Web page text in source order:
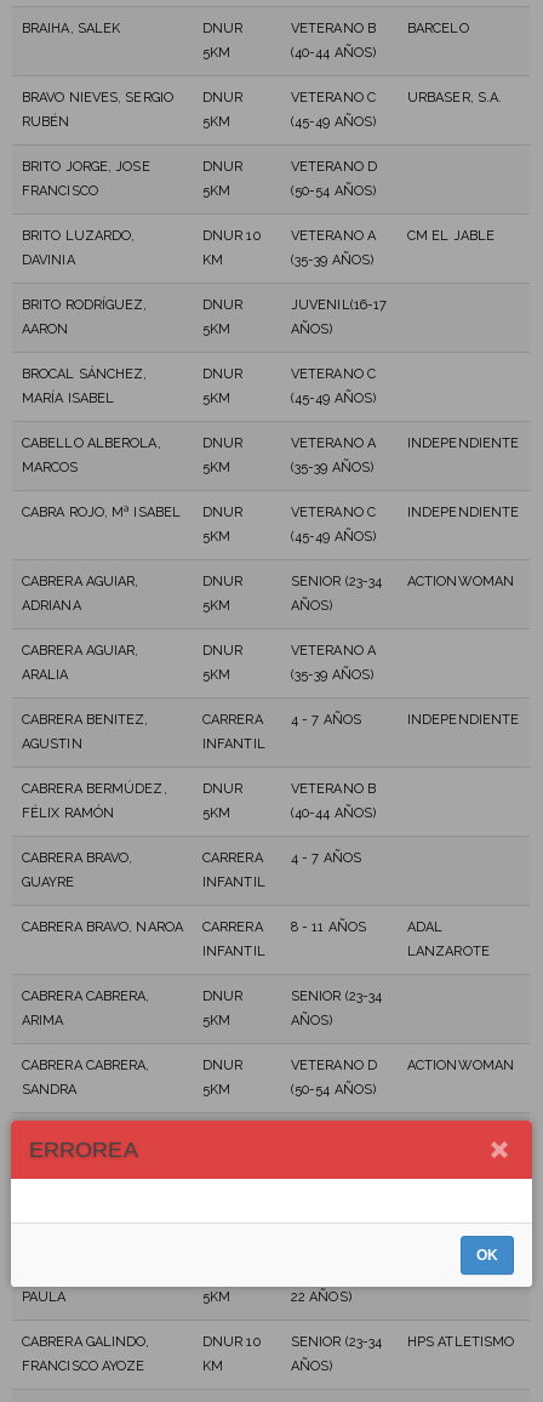
BRAIHA, SALEK
DNUR
5KM
VETERANO B
(40-44 AÑOS)
BARCELO
BRAVO NIEVES, SERGIO
RUBÉN
DNUR
5KM
VETERANO C
(45-49 AÑOS)
URBASER, S.A.
BRITO JORGE, JOSE
FRANCISCO
DNUR
5KM
VETERANO D
(50-54 AÑOS)
BRITO LUZARDO,
DAVINIA
DNUR 10
KM
VETERANO A
(35-39 AÑOS)
CM EL JABLE
BRITO RODRÍGUEZ,
AARON
DNUR
5KM
JUVENIL(16-17
AÑOS)
BROCAL SÁNCHEZ,
MARÍA ISABEL
DNUR
5KM
VETERANO C
(45-49 AÑOS)
CABELLO ALBEROLA,
MARCOS
DNUR
5KM
VETERANO A
(35-39 AÑOS)
INDEPENDIENTE
CABRA ROJO, Mª ISABEL
DNUR
5KM
VETERANO C
(45-49 AÑOS)
INDEPENDIENTE
CABRERA AGUIAR,
ADRIANA
DNUR
5KM
SENIOR (23-34
AÑOS)
ACTIONWOMAN
CABRERA AGUIAR,
ARALIA
DNUR
5KM
VETERANO A
(35-39 AÑOS)
CABRERA BENITEZ,
AGUSTIN
CARRERA
INFANTIL
4 - 7 AÑOS INDEPENDIENTE
CABRERA BERMÚDEZ,
FÉLIX RAMÓN
DNUR
5KM
VETERANO B
(40-44 AÑOS)
CABRERA BRAVO,
GUAYRE
CARRERA
INFANTIL
4 - 7 AÑOS
CABRERA BRAVO, NAROA
CARRERA
INFANTIL
8 - 11 AÑOS
ADAL
LANZAROTE
CABRERA CABRERA,
ARIMA
DNUR
5KM
SENIOR (23-34
AÑOS)
CABRERA CABRERA,
SANDRA
DNUR
5KM
VETERANO D
(50-54 AÑOS)
ACTIONWOMAN
ISABEL
5KM
(40-44 AÑOS)
PAULA
5KM
22 AÑOS)
INDEPENDIENTE
CABRERA GALINDO,
FRANCISCO AYOZE
DNUR 10
KM
SENIOR (23-34
AÑOS)
HPS ATLETISMO
ERROREA
OK